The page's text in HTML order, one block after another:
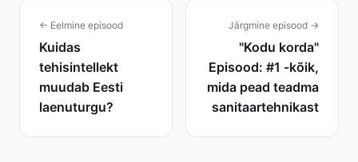
← Eelmine episood
Kuidas
tehisintellekt
muudab Eesti
laenuturgu?
Järgmine episood →
"Kodu korda"
Episood: #1 -kõik,
mida pead teadma
sanitaartehnikast